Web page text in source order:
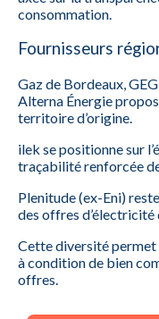
consommation.
Fournisseurs
Gaz de Bordeaux,
Alterna Énergie
territoire d’origine.
ilek se positionne sur
traçabilité renforcée de
Plenitude (ex-Eni)
des offres
Cette diversité permet
à condition de bien
offres.